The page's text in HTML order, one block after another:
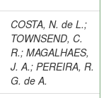
COSTA, N. de L.;
TOWNSEND, C.
R.; MAGALHAES,
J. A.; PEREIRA, R.
G. de A.